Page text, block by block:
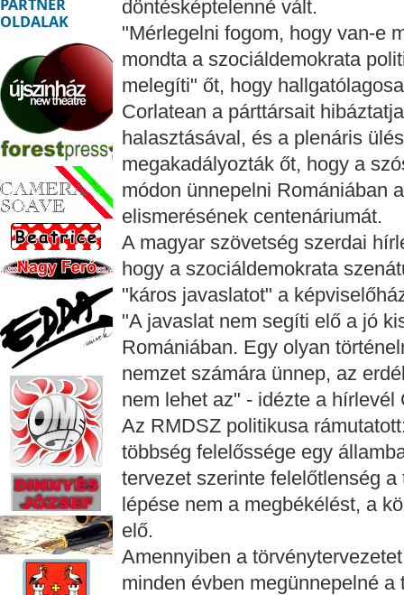
döntésképtelenné vált.
"Mérlegelni fogom, hogy van-e
mondta a szociáldemokrata
melegíti" őt, hogy
Corlatean a párttársait
halasztásával, és a plenáris
megakadályozták őt, hogy a
módon ünnepelni Romániában
elismerésének centenáriumát.
A magyar szövetség szerdai
hogy a szociáldemokrata
"káros javaslatot" a
"A javaslat nem segíti elő a jó
Romániában. Egy olyan
nemzet számára ünnep, az
nem lehet az" - idézte a
Az RMDSZ politikusa
többség felelőssége egy
tervezet szerinte felelőtlenség
lépése nem a megbékélést, a
elő.
Amennyiben a
minden évben megünnepelné
PARTNER
OLDALAK